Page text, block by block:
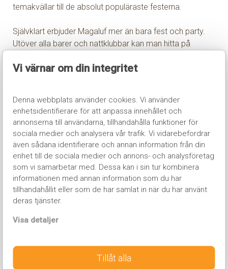
Vi värnar om din integritet
Denna webbplats använder cookies. Vi använder
enhetsidentifierare för att anpassa innehållet och
annonserna till användarna, tillhandahålla funktioner för
sociala medier och analysera vår trafik. Vi vidarebefordrar
även sådana identifierare och annan information från din
enhet till de sociala medier och annons- och analysföretag
som vi samarbetar med. Dessa kan i sin tur kombinera
informationen med annan information som du har
tillhandahållit eller som de har samlat in när du har använt
deras tjänster.
Visa detaljer
Tillåt alla
temakvällar till de absolut populäraste festerna.
Självklart erbjuder Magaluf mer än bara fest och party.
Utöver alla barer och nattklubbar kan man hitta på
under de heta sommardagarna. En annan omtyckt
attraktion är äventyrshuset Katmandu, som är ett
tibetanskt fantasimuseum med 4D-bio, minigolfbana och
höghöjdsbana. Strax utanför Magaluf hittar du öns
kasino, Casino De Mallorca för dig som vill testa
spellyckan.
Från Magaluf är det inte långt till Mallorcas huvudstad
Palma. Palma är en av Europas häftigaste små
storstäder. Här finns den storartade katedralen
tillsammans med vackra byggnader samt vida
mängder med små boutiquer. I Palma finner du även en
stor hamn där lyxbåtarna ligger på rad. Längs